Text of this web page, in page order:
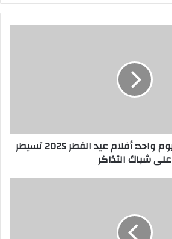
14 مليون جنيه في يوم واحد: أفلام عيد الفطر 2025 تسيطر
على شباك التذاكر